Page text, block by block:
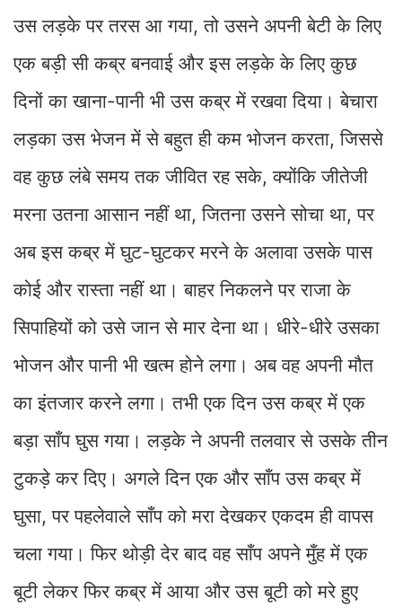
उस लड़के पर तरस आ गया, तो उसने अपनी बेटी के लिए
एक बड़ी सी कब्र बनवाई और इस लड़के के लिए कुछ
दिनों का खाना-पानी भी उस कब्र में रखवा दिया। बेचारा
लड़का उस भेजन में से बहुत ही कम भोजन करता, जिससे
वह कुछ लंबे समय तक जीवित रह सके, क्योंकि जीतेजी
मरना उतना आसान नहीं था, जितना उसने सोचा था, पर
अब इस कब्र में घुट-घुटकर मरने के अलावा उसके पास
कोई और रास्ता नहीं था। बाहर निकलने पर राजा के
सिपाहियों को उसे जान से मार देना था। धीरे-धीरे उसका
भोजन और पानी भी खत्म होने लगा। अब वह अपनी मौत
का इंतजार करने लगा। तभी एक दिन उस कब्र में एक
बड़ा साँप घुस गया। लड़के ने अपनी तलवार से उसके तीन
टुकड़े कर दिए। अगले दिन एक और साँप उस कब्र में
घुसा, पर पहलेवाले साँप को मरा देखकर एकदम ही वापस
चला गया। फिर थोड़ी देर बाद वह साँप अपने मुँह में एक
बूटी लेकर फिर कब्र में आया और उस बूटी को मरे हुए